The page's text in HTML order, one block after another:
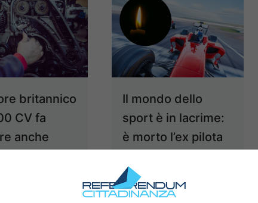
britannico
CV fa
anche
mai vista
potenza
Il mondo dello
sport è in lacrime:
è morto l’ex pilota